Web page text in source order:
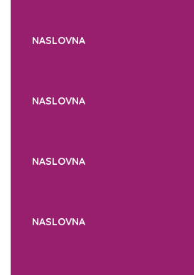
NASLOVNA
NASLOVNA
NASLOVNA
NASLOVNA